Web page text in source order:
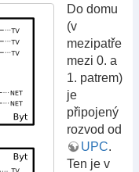
Do domu
(v
mezipatře
mezi 0. a
1. patrem)
je
připojený
rozvod od
UPC.
Ten je v